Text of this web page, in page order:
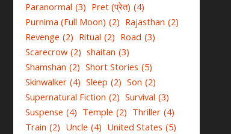
Paranormal (3) Pret (प्रेत) (4)
Purnima (Full Moon) (2) Rajasthan (2)
Revenge (2) Ritual (2) Road (3)
Scarecrow (2) shaitan (3)
Shamshan (2) Short Stories (5)
Skinwalker (4) Sleep (2) Son (2)
Supernatural Fiction (2) Survival (3)
Suspense (4) Temple (2) Thriller (4)
Train (2) Uncle (4) United States (5)